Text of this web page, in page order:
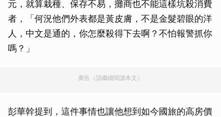
元，就算栽種、保存不易，攤商也不能這樣坑殺消費
者，「何況他們外表都是黃皮膚，不是金髮碧眼的洋
人，中文是通的，你怎麼殺得下去啊？不怕報警抓你
嗎？」
廣告（請繼續閱讀本文）
彭華幹提到，這件事情也讓他想到如今國旅的高房價